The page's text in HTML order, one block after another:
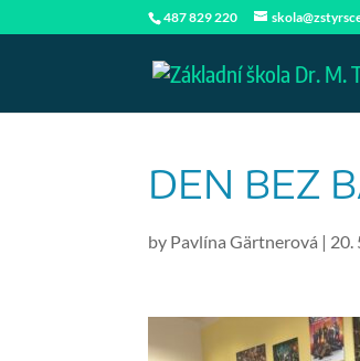
487 829 220
DEN BEZ
by Pavlína Gärtnerová | 20.